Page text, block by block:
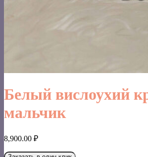
Белый вислоухий
мальчик
8,900.00 ₽